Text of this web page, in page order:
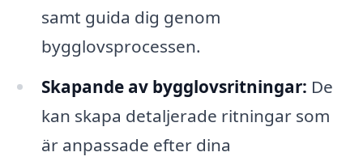
samt guida dig genom
bygglovsprocessen.
Skapande av bygglovsritningar: De
kan skapa detaljerade ritningar som
är anpassade efter dina